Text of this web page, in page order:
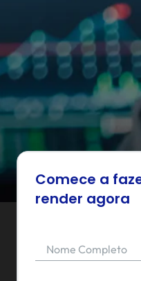
Comece a
render agora
Nome Completo